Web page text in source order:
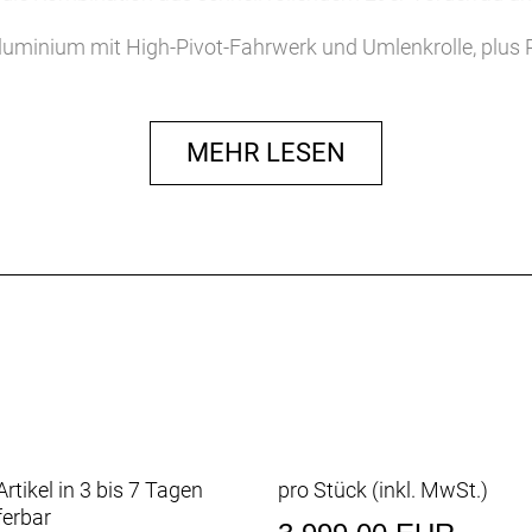
mit High-Pivot-Fahrwerk und Umlenkrolle,
Mullet-Laufradkonfiguration mit Bontrager Line
unterer Dämpferaufnahme für den
Steuersatz lässt sich das Slash an dein Revier und
MEHR LESEN
in 3 bis 7 Tagen
pro Stück (inkl. MwSt.)